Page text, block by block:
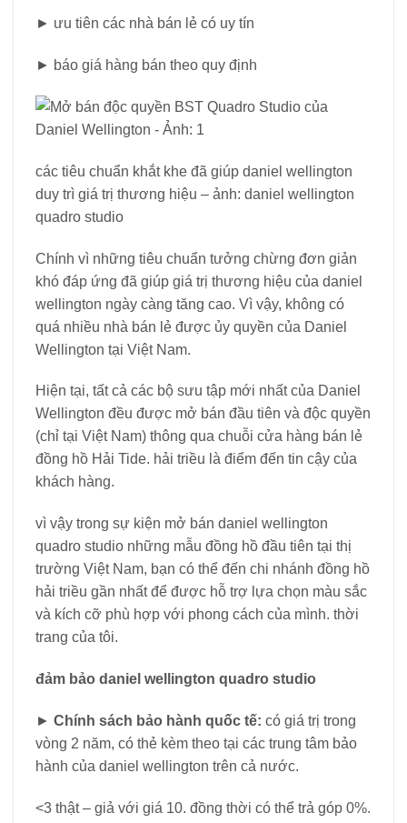
► ưu tiên các nhà bán lẻ có uy tín
► báo giá hàng bán theo quy định
các tiêu chuẩn khắt khe đã giúp daniel wellington
duy trì giá trị thương hiệu – ảnh: daniel wellington
quadro studio
Chính vì những tiêu chuẩn tưởng chừng đơn giản
khó đáp ứng đã giúp giá trị thương hiệu của daniel
wellington ngày càng tăng cao. Vì vậy, không có
quá nhiều nhà bán lẻ được ủy quyền của Daniel
Wellington tại Việt Nam.
Hiện tại, tất cả các bộ sưu tập mới nhất của Daniel
Wellington đều được mở bán đầu tiên và độc quyền
(chỉ tại Việt Nam) thông qua chuỗi cửa hàng bán lẻ
đồng hồ Hải Tide. hải triều là điểm đến tin cậy của
khách hàng.
vì vậy trong sự kiện mở bán daniel wellington
quadro studio những mẫu đồng hồ đầu tiên tại thị
trường Việt Nam, bạn có thể đến chi nhánh đồng hồ
hải triều gần nhất để được hỗ trợ lựa chọn màu sắc
và kích cỡ phù hợp với phong cách của mình. thời
trang của tôi.
đảm bảo daniel wellington quadro studio
► Chính sách bảo hành quốc tế: có giá trị trong
vòng 2 năm, có thẻ kèm theo tại các trung tâm bảo
hành của daniel wellington trên cả nước.
<3 thật – giả với giá 10. đồng thời có thể trả góp 0%.